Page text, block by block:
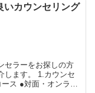
いカウンセリング
セラーをお探しの方
します。 1.カウンセ